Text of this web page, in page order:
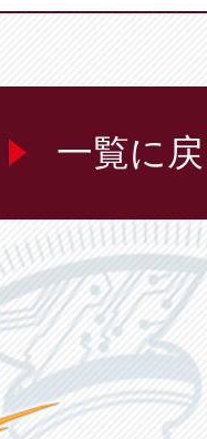
一覧に